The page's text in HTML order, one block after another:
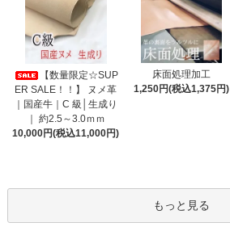
【数量限定☆SUP
ER SALE！！】 ヌメ革
｜国産牛｜C 級│生成り
｜ 約2.5～3.0ｍｍ
10,000円(税込11,000円)
床面処理加工
1,250円(税込1,375円)
もっと見る